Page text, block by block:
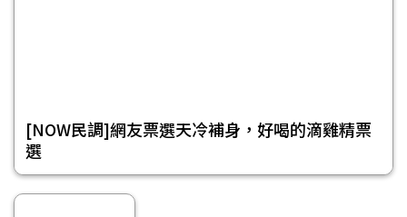
[NOW民調]網友票選天冷補身，好喝的滴雞精票
選